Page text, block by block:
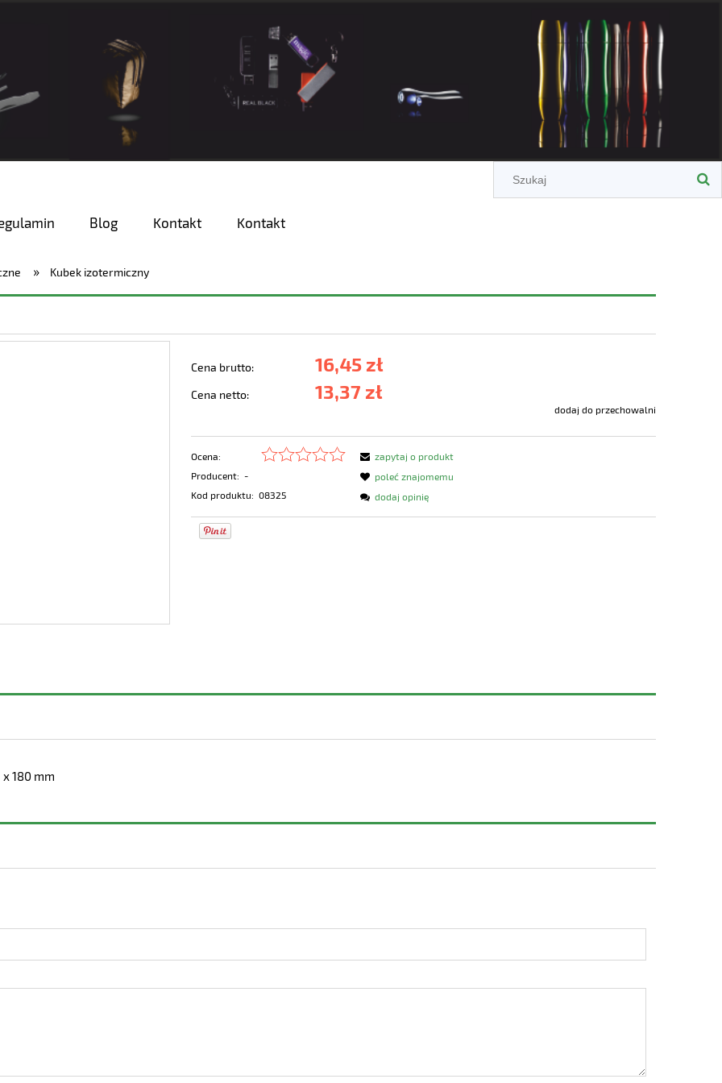
Blog Kontakt Kontakt
» Kubek izotermiczny
Cena brutto: 16,45 zł
Cena netto: 13,37 zł
dodaj do przechowalni
Ocena:
Producent: -
Kod produktu: 08325
zapytaj o produkt
poleć znajomemu
dodaj opinię
180 mm